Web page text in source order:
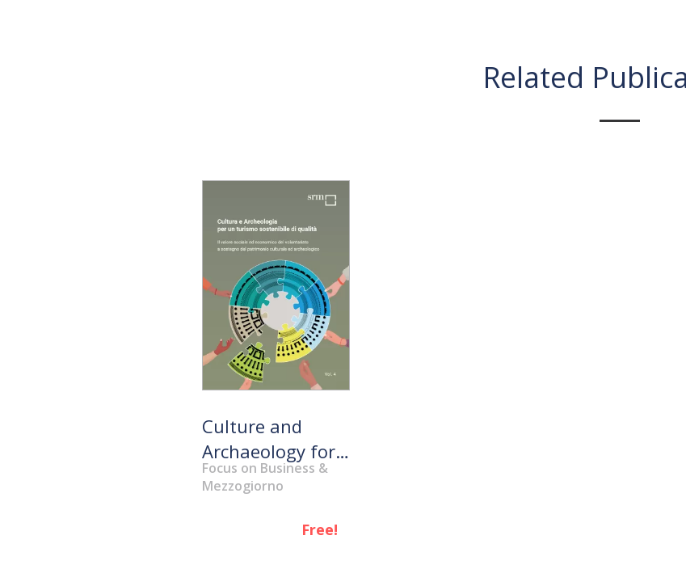
Related
Culture and
Archaeology for
a Quality
Sustainable
Tourism. The
Focus on Business &
Mezzogiorno
Free!